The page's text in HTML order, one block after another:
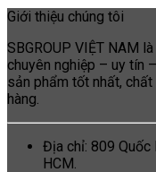
Giới thiệu chúng tôi
SBGROUP VIỆT NAM
chuyên nghiệp – uy tín
sản phẩm tốt nhất,
hàng.
Địa chỉ: 809 Quốc
HCM.